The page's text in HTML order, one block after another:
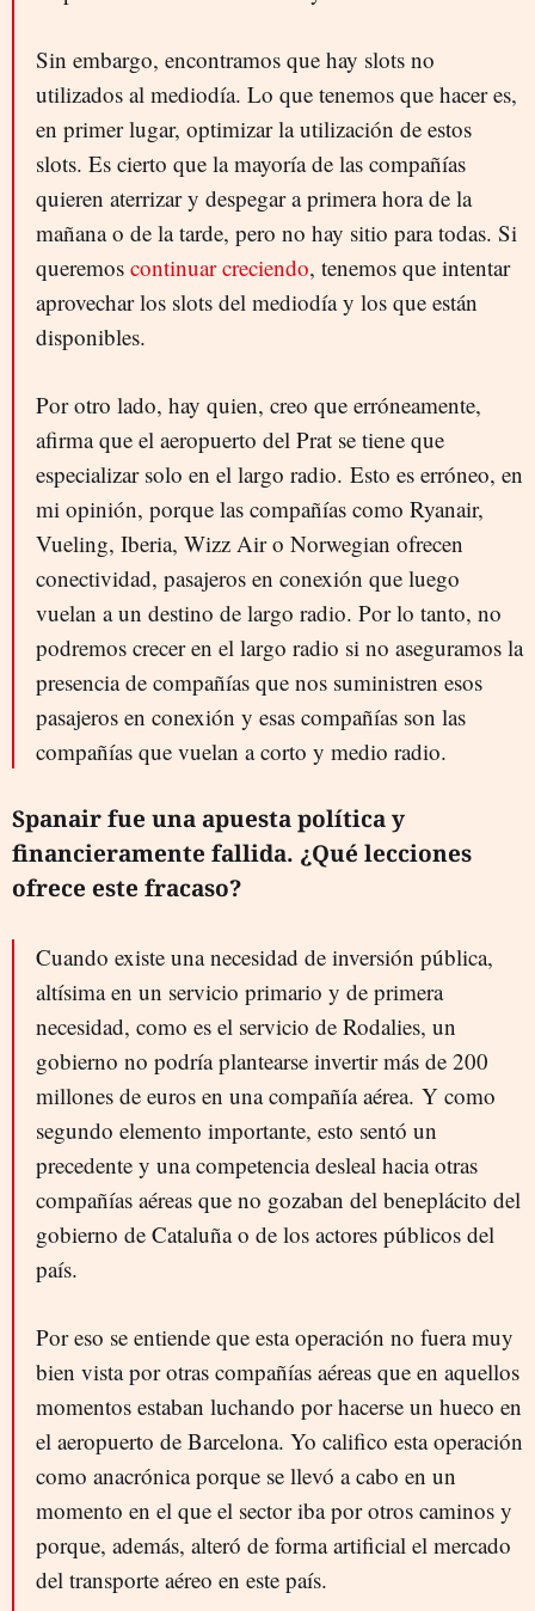
Sin embargo, encontramos que hay slots no
utilizados al mediodía. Lo que tenemos que hacer es,
en primer lugar, optimizar la utilización de estos
slots. Es cierto que la mayoría de las compañías
quieren aterrizar y despegar a primera hora de la
mañana o de la tarde, pero no hay sitio para todas. Si
queremos continuar creciendo, tenemos que intentar
aprovechar los slots del mediodía y los que están
disponibles.
Por otro lado, hay quien, creo que erróneamente,
afirma que el aeropuerto del Prat se tiene que
especializar solo en el largo radio. Esto es erróneo, en
mi opinión, porque las compañías como Ryanair,
Vueling, Iberia, Wizz Air o Norwegian ofrecen
conectividad, pasajeros en conexión que luego
vuelan a un destino de largo radio. Por lo tanto, no
podremos crecer en el largo radio si no aseguramos la
presencia de compañías que nos suministren esos
pasajeros en conexión y esas compañías son las
compañías que vuelan a corto y medio radio.
Spanair fue una apuesta política y
financieramente fallida. ¿Qué lecciones
ofrece este fracaso?
Cuando existe una necesidad de inversión pública,
altísima en un servicio primario y de primera
necesidad, como es el servicio de Rodalies, un
gobierno no podría plantearse invertir más de 200
millones de euros en una compañía aérea. Y como
segundo elemento importante, esto sentó un
precedente y una competencia desleal hacia otras
compañías aéreas que no gozaban del beneplácito del
gobierno de Cataluña o de los actores públicos del
país.
Por eso se entiende que esta operación no fuera muy
bien vista por otras compañías aéreas que en aquellos
momentos estaban luchando por hacerse un hueco en
el aeropuerto de Barcelona. Yo califico esta operación
como anacrónica porque se llevó a cabo en un
momento en el que el sector iba por otros caminos y
porque, además, alteró de forma artificial el mercado
del transporte aéreo en este país.